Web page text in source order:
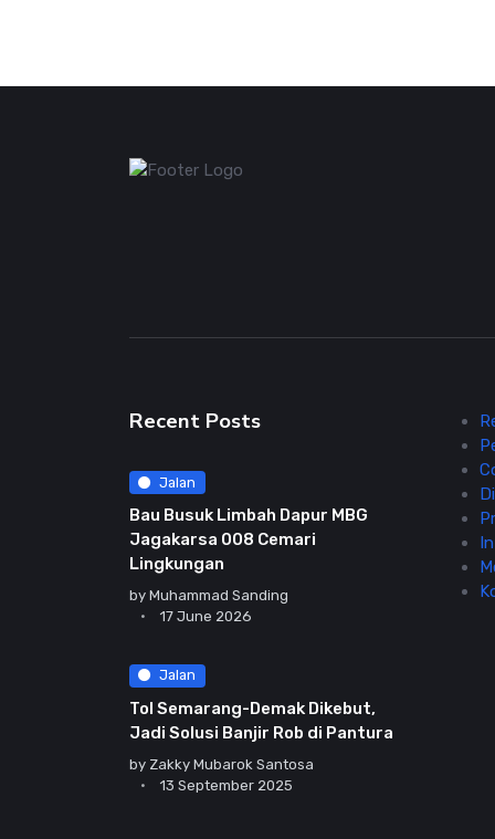
Recent Posts
Jalan
Bau Busuk Limbah Dapur MBG
Jagakarsa 008 Cemari
Lingkungan
by Muhammad Sanding
17 June 2026
Jalan
Tol Semarang-Demak Dikebut,
Jadi Solusi Banjir Rob di Pantura
by Zakky Mubarok Santosa
13 September 2025